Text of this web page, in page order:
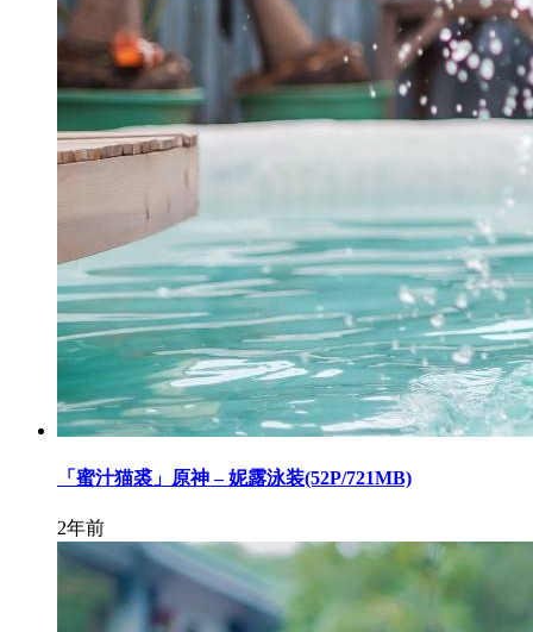
「蜜汁猫裘」原神 – 妮露泳装(52P/721MB)
2年前